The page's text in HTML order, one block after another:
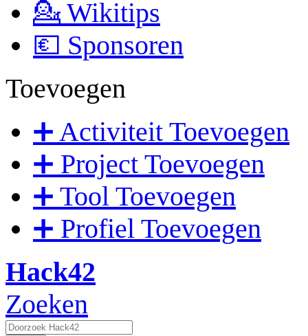
💁 Wikitips
💶 Sponsoren
Toevoegen
➕ Activiteit Toevoegen
➕ Project Toevoegen
➕ Tool Toevoegen
➕ Profiel Toevoegen
Hack42
Zoeken